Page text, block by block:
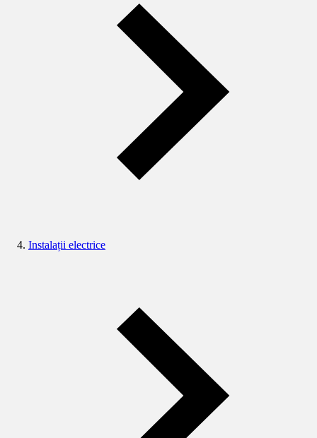
Instalații electrice